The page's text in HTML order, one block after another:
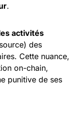
.
activités
des
Cette nuance,
on-chain,
punitive de ses